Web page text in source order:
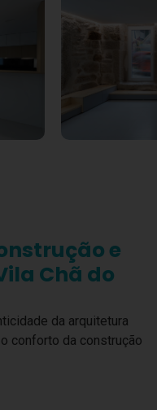
e
Chã do
da arquitetura
conforto da construção